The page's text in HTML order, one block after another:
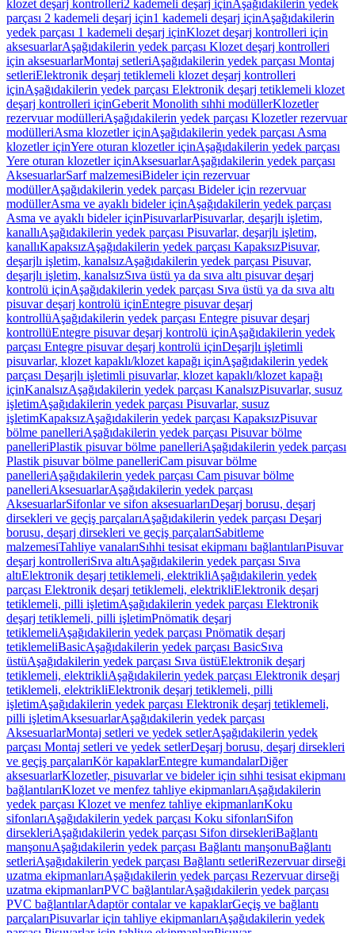
klozet deşarj kontrolleri2 kademeli deşarj içinAşağıdakilerin yedek
parçası 2 kademeli deşarj için1 kademeli deşarj içinAşağıdakilerin
yedek parçası 1 kademeli deşarj içinKlozet deşarj kontrolleri için
aksesuarlarAşağıdakilerin yedek parçası Klozet deşarj kontrolleri
için aksesuarlarMontaj setleriAşağıdakilerin yedek parçası Montaj
setleriElektronik deşarj tetiklemeli klozet deşarj kontrolleri
içinAşağıdakilerin yedek parçası Elektronik deşarj tetiklemeli klozet
deşarj kontrolleri içinGeberit Monolith sıhhi modüllerKlozetler
rezervuar modülleriAşağıdakilerin yedek parçası Klozetler rezervuar
modülleriAsma klozetler içinAşağıdakilerin yedek parçası Asma
klozetler içinYere oturan klozetler içinAşağıdakilerin yedek parçası
Yere oturan klozetler içinAksesuarlarAşağıdakilerin yedek parçası
AksesuarlarSarf malzemesiBideler için rezervuar
modüllerAşağıdakilerin yedek parçası Bideler için rezervuar
modüllerAsma ve ayaklı bideler içinAşağıdakilerin yedek parçası
Asma ve ayaklı bideler içinPisuvarlarPisuvarlar, deşarjlı işletim,
kanallıAşağıdakilerin yedek parçası Pisuvarlar, deşarjlı işletim,
kanallıKapaksızAşağıdakilerin yedek parçası KapaksızPisuvar,
deşarjlı işletim, kanalsızAşağıdakilerin yedek parçası Pisuvar,
deşarjlı işletim, kanalsızSıva üstü ya da sıva altı pisuvar deşarj
kontrolü içinAşağıdakilerin yedek parçası Sıva üstü ya da sıva altı
pisuvar deşarj kontrolü içinEntegre pisuvar deşarj
kontrollüAşağıdakilerin yedek parçası Entegre pisuvar deşarj
kontrollüEntegre pisuvar deşarj kontrolü içinAşağıdakilerin yedek
parçası Entegre pisuvar deşarj kontrolü içinDeşarjlı işletimli
pisuvarlar, klozet kapaklı/klozet kapağı içinAşağıdakilerin yedek
parçası Deşarjlı işletimli pisuvarlar, klozet kapaklı/klozet kapağı
içinKanalsızAşağıdakilerin yedek parçası KanalsızPisuvarlar, susuz
işletimAşağıdakilerin yedek parçası Pisuvarlar, susuz
işletimKapaksızAşağıdakilerin yedek parçası KapaksızPisuvar
bölme panelleriAşağıdakilerin yedek parçası Pisuvar bölme
panelleriPlastik pisuvar bölme panelleriAşağıdakilerin yedek parçası
Plastik pisuvar bölme panelleriCam pisuvar bölme
panelleriAşağıdakilerin yedek parçası Cam pisuvar bölme
panelleriAksesuarlarAşağıdakilerin yedek parçası
AksesuarlarSifonlar ve sifon aksesuarlarıDeşarj borusu, deşarj
dirsekleri ve geçiş parçalarıAşağıdakilerin yedek parçası Deşarj
borusu, deşarj dirsekleri ve geçiş parçalarıSabitleme
malzemesiTahliye vanalarıSıhhi tesisat ekipmanı bağlantılarıPisuvar
deşarj kontrolleriSıva altıAşağıdakilerin yedek parçası Sıva
altıElektronik deşarj tetiklemeli, elektrikliAşağıdakilerin yedek
parçası Elektronik deşarj tetiklemeli, elektrikliElektronik deşarj
tetiklemeli, pilli işletimAşağıdakilerin yedek parçası Elektronik
deşarj tetiklemeli, pilli işletimPnömatik deşarj
tetiklemeliAşağıdakilerin yedek parçası Pnömatik deşarj
tetiklemeliBasicAşağıdakilerin yedek parçası BasicSıva
üstüAşağıdakilerin yedek parçası Sıva üstüElektronik deşarj
tetiklemeli, elektrikliAşağıdakilerin yedek parçası Elektronik deşarj
tetiklemeli, elektrikliElektronik deşarj tetiklemeli, pilli
işletimAşağıdakilerin yedek parçası Elektronik deşarj tetiklemeli,
pilli işletimAksesuarlarAşağıdakilerin yedek parçası
AksesuarlarMontaj setleri ve yedek setlerAşağıdakilerin yedek
parçası Montaj setleri ve yedek setlerDeşarj borusu, deşarj dirsekleri
ve geçiş parçalarıKör kapaklarEntegre kumandalarDiğer
aksesuarlarKlozetler, pisuvarlar ve bideler için sıhhi tesisat ekipmanı
bağlantılarıKlozet ve menfez tahliye ekipmanlarıAşağıdakilerin
yedek parçası Klozet ve menfez tahliye ekipmanlarıKoku
sifonlarıAşağıdakilerin yedek parçası Koku sifonlarıSifon
dirsekleriAşağıdakilerin yedek parçası Sifon dirsekleriBağlantı
manşonuAşağıdakilerin yedek parçası Bağlantı manşonuBağlantı
setleriAşağıdakilerin yedek parçası Bağlantı setleriRezervuar dirseği
uzatma ekipmanlarıAşağıdakilerin yedek parçası Rezervuar dirseği
uzatma ekipmanlarıPVC bağlantılarAşağıdakilerin yedek parçası
PVC bağlantılarAdaptör contalar ve kapaklarGeçiş ve bağlantı
parçalarıPisuvarlar için tahliye ekipmanlarıAşağıdakilerin yedek